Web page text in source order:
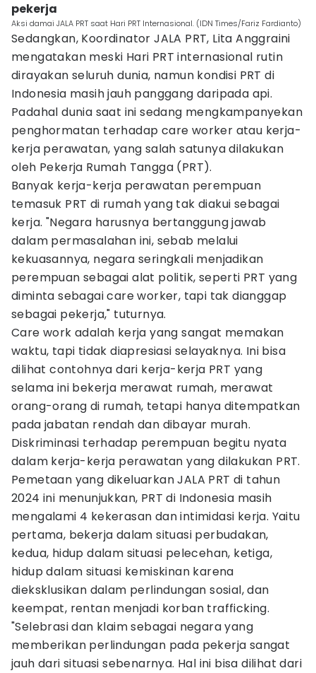
pekerja
Aksi damai JALA PRT saat Hari PRT Internasional. (IDN Times/Fariz Fardianto)
Sedangkan, Koordinator JALA PRT, Lita Anggraini
mengatakan meski Hari PRT internasional rutin
dirayakan seluruh dunia, namun kondisi PRT di
Indonesia masih jauh panggang daripada api.
Padahal dunia saat ini sedang mengkampanyekan
penghormatan terhadap care worker atau kerja-
kerja perawatan, yang salah satunya dilakukan
oleh Pekerja Rumah Tangga (PRT).
Banyak kerja-kerja perawatan perempuan
temasuk PRT di rumah yang tak diakui sebagai
kerja. "Negara harusnya bertanggung jawab
dalam permasalahan ini, sebab melalui
kekuasannya, negara seringkali menjadikan
perempuan sebagai alat politik, seperti PRT yang
diminta sebagai care worker, tapi tak dianggap
sebagai pekerja," tuturnya.
Care work adalah kerja yang sangat memakan
waktu, tapi tidak diapresiasi selayaknya. Ini bisa
dilihat contohnya dari kerja-kerja PRT yang
selama ini bekerja merawat rumah, merawat
orang-orang di rumah, tetapi hanya ditempatkan
pada jabatan rendah dan dibayar murah.
Diskriminasi terhadap perempuan begitu nyata
dalam kerja-kerja perawatan yang dilakukan PRT.
Pemetaan yang dikeluarkan JALA PRT di tahun
2024 ini menunjukkan, PRT di Indonesia masih
mengalami 4 kekerasan dan intimidasi kerja. Yaitu
pertama, bekerja dalam situasi perbudakan,
kedua, hidup dalam situasi pelecehan, ketiga,
hidup dalam situasi kemiskinan karena
dieksklusikan dalam perlindungan sosial, dan
keempat, rentan menjadi korban trafficking.
"Selebrasi dan klaim sebagai negara yang
memberikan perlindungan pada pekerja sangat
jauh dari situasi sebenarnya. Hal ini bisa dilihat dari